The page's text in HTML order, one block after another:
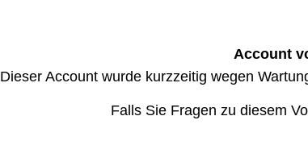
Account
Dieser Account wurde kurzzeitig wegen
Falls Sie Fragen zu diesem